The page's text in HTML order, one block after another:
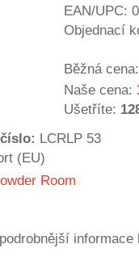
EAN/UPC:
Objednací
Běžná cena:
Naše cena:
Ušetříte:
LCRLP 53
(EU)
Room